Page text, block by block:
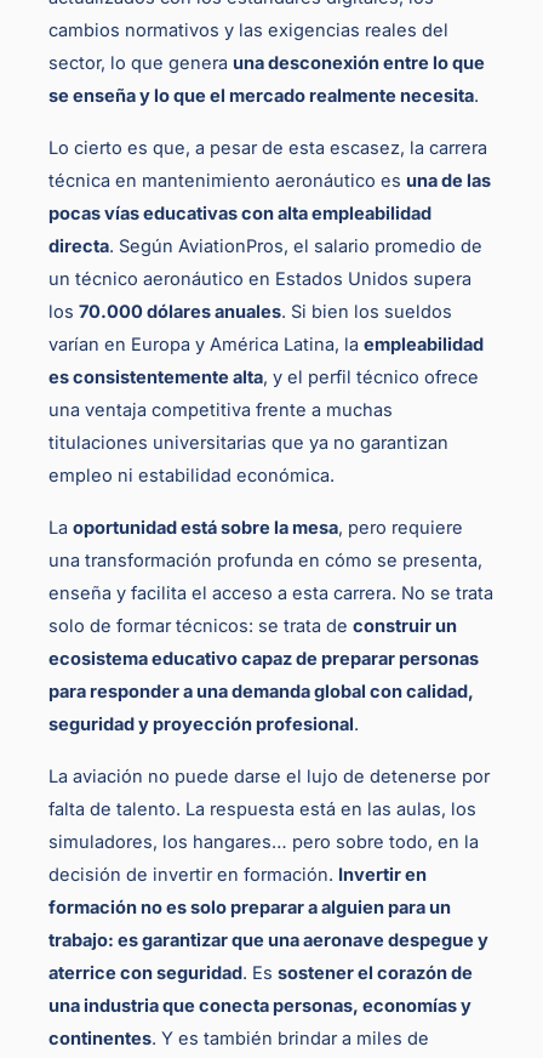
cambios normativos y las exigencias reales del
sector, lo que genera una desconexión entre lo que
se enseña y lo que el mercado realmente necesita.
Lo cierto es que, a pesar de esta escasez, la carrera
técnica en mantenimiento aeronáutico es una de las
pocas vías educativas con alta empleabilidad
directa. Según AviationPros, el salario promedio de
un técnico aeronáutico en Estados Unidos supera
los 70.000 dólares anuales. Si bien los sueldos
varían en Europa y América Latina, la empleabilidad
es consistentemente alta, y el perfil técnico ofrece
una ventaja competitiva frente a muchas
titulaciones universitarias que ya no garantizan
empleo ni estabilidad económica.
La oportunidad está sobre la mesa, pero requiere
una transformación profunda en cómo se presenta,
enseña y facilita el acceso a esta carrera. No se trata
solo de formar técnicos: se trata de construir un
ecosistema educativo capaz de preparar personas
para responder a una demanda global con calidad,
seguridad y proyección profesional.
La aviación no puede darse el lujo de detenerse por
falta de talento. La respuesta está en las aulas, los
simuladores, los hangares… pero sobre todo, en la
decisión de invertir en formación. Invertir en
formación no es solo preparar a alguien para un
trabajo: es garantizar que una aeronave despegue y
aterrice con seguridad. Es sostener el corazón de
una industria que conecta personas, economías y
continentes. Y es también brindar a miles de